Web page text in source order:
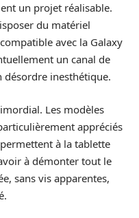
un projet réalisable.
du matériel
avec la Galaxy
un canal de
désordre inesthétique.
Les modèles
appréciés
à la tablette
à démonter tout le
sans vis apparentes,